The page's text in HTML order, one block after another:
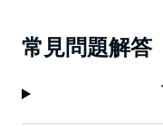
常見問題解答